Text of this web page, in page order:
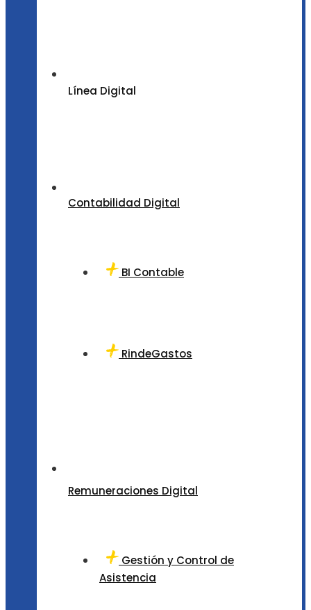
Línea Digital
Contabilidad Digital
BI Contable
RindeGastos
Remuneraciones Digital
Gestión y Control de
Asistencia